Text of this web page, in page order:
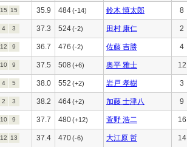
15 15 35.9 484(-14) 鈴木 慎太郎 8
4 3 37.3 524(-2) 田村 康仁 2
12 9 36.7 476 (-2) 佐藤 吉勝 4
10 9 37.5 508 (+6) 奥平 雅士 12
4 5 38.0 552 (+2) 岩戸 孝樹 3
2 3 38.2 464(+2) 加藤 士津八 9
10 9 37.7 480(+12) 萱野 浩二 16
12 13 37.4 470(-6) 大江原 哲 14